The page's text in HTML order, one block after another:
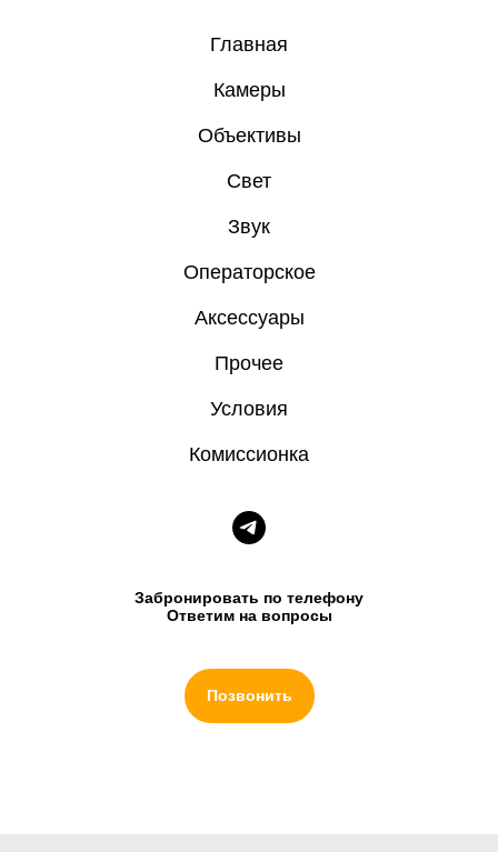
Главная
Камеры
Объективы
Свет
Звук
Операторское
Аксессуары
Прочее
Условия
Комиссионка
Забронировать по телефону
Ответим на вопросы
Позвонить